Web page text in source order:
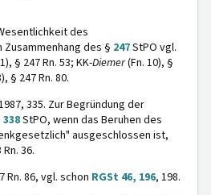
des
des § 247StPO vgl.
§ 247 Rn. 53; KK-Diemer(Fn. 10), §
§ 247 Rn. 80.
335. Zur Begründung der
338StPO, wenn das Beruhen des
ausgeschlossen ist,
36.
Rn. 86, vgl. schon RGSt 46, 196, 198.